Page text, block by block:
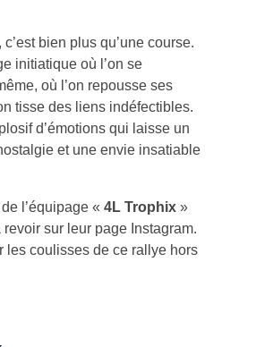
, c’est bien plus qu’une course.
initiatique où l’on se
où l’on repousse ses
tisse des liens indéfectibles.
d’émotions qui laisse un
et une envie insatiable
l’équipage « 4L Trophix »
revoir sur leur page Instagram.
les coulisses de ce rallye hors